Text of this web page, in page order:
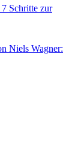
Schritte zur
Niels Wagner: